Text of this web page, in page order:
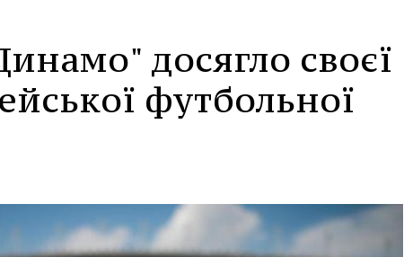
досягло своєї
футбольної